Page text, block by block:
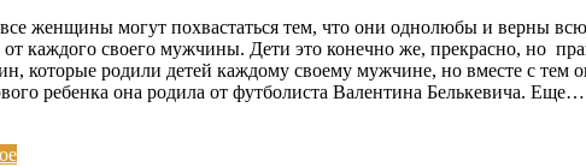
все женщины могут похвастаться тем, что они однолюбы и
каждого своего мужчины. Дети это конечно же, прекрасно, но
которые родили детей каждому своему мужчине, но вместе с тем
ребенка она родила от футболиста Валентина Белькевича. Еще…